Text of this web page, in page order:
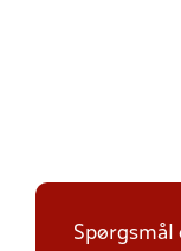
Spørgsmål